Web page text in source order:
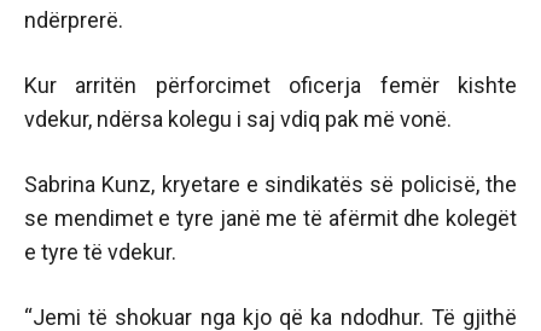
ndërprerë.
Kur arritën përforcimet oficerja femër kishte
vdekur, ndërsa kolegu i saj vdiq pak më vonë.
Sabrina Kunz, kryetare e sindikatës së policisë, the
se mendimet e tyre janë me të afërmit dhe kolegët
e tyre të vdekur.
“Jemi të shokuar nga kjo që ka ndodhur. Të gjithë